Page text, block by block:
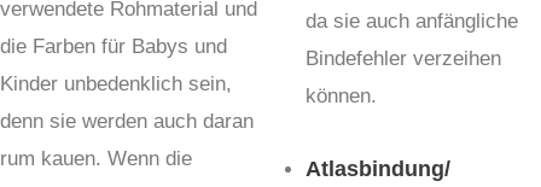
verwendete Rohmaterial und
die Farben für Babys und
Kinder unbedenklich sein,
denn sie werden auch daran
rum kauen. Wenn die
da sie auch anfängliche
Bindefehler verzeihen
können.
Atlasbindung/